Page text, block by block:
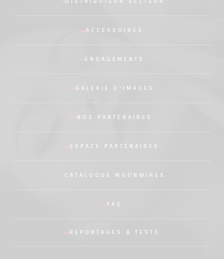
ACCESSOIRES
ENGAGEMENTS
GALERIE D'IMAGES
NOS PARTENAIRES
ESPACE PARTENAIRES
CATALOGUE MOONWIRES
FAQ
REPORTAGES & TESTS